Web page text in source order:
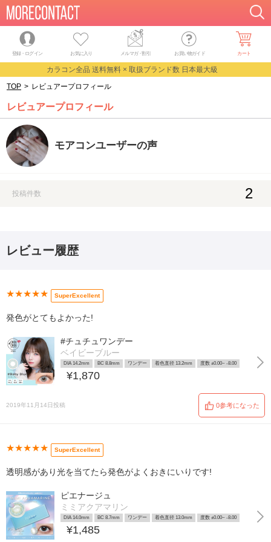
登録・ログイン お気に入り メルマガ・割引 お買い物ガイド カート
カラコン全品 送料無料 × 取扱ブランド数 日本最大級
TOP > レビュアープロフィール
レビュアープロフィール
モアコンユーザーの声
投稿件数 2
レビュー履歴
★★★★★ SuperExcellent
発色がとてもよかった!
#チュチュワンデー
ベイビーブルー
DIA 14.2mm BC 8.8mm ワンデー 着色直径 13.2mm 度数 ±0.00~ -8.00
¥1,870
2019年11月14日投稿 0参考になった
★★★★★ SuperExcellent
透明感があり光を当てたら発色がよくおきにいりです!
ピエナージュ
ミミアクアマリン
DIA 14.0mm BC 8.7mm ワンデー 着色直径 13.0mm 度数 ±0.00~ -8.00
¥1,485